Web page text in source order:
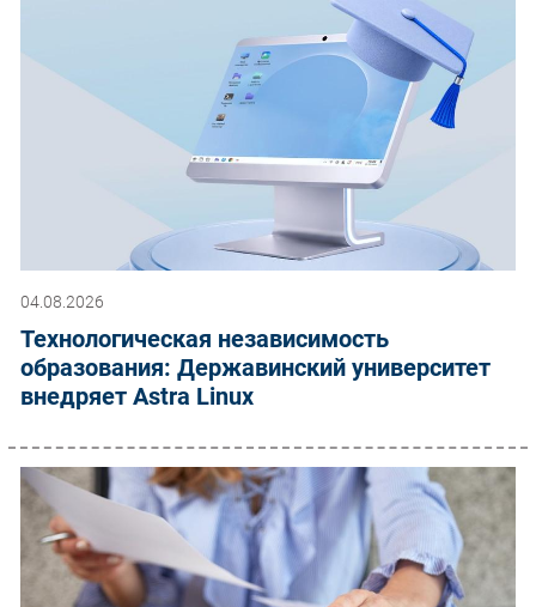
04.08.2026
Технологическая независимость
образования: Державинский университет
внедряет Astra Linux